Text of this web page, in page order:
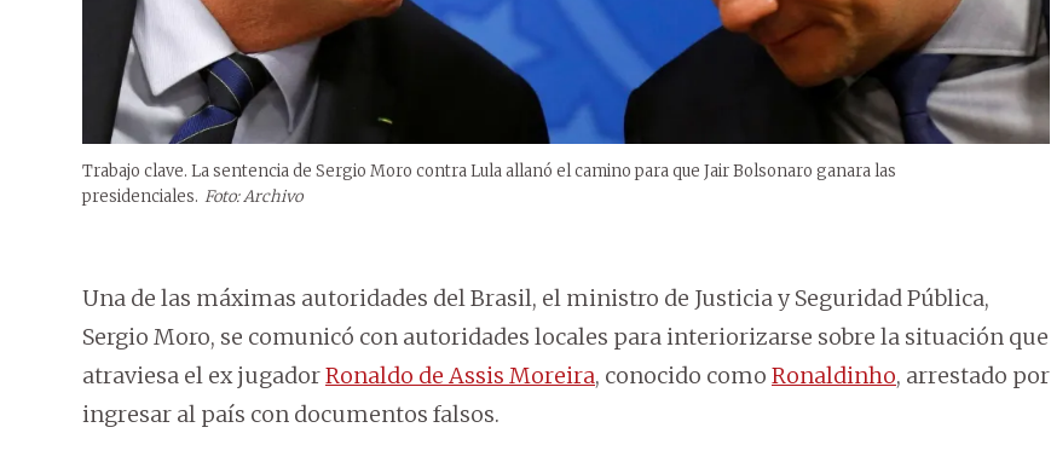
Trabajo clave. La sentencia de Sergio Moro contra Lula allanó el camino para que Jair Bolsonaro ganara las
presidenciales. Foto: Archivo
Una de las máximas autoridades del Brasil, el ministro de Justicia y Seguridad Pública,
Sergio Moro, se comunicó con autoridades locales para interiorizarse sobre la situación que
atraviesa el ex jugadorRonaldo de Assis Moreira, conocido como Ronaldinho, arrestado por
ingresar al país con documentos falsos.